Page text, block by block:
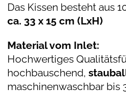
Das Kissen besteht aus
ca. 33 x 15 cm (LxH)
Material vom Inlet:
Hochwertiges
hochbauschend,
maschinenwaschbar bis